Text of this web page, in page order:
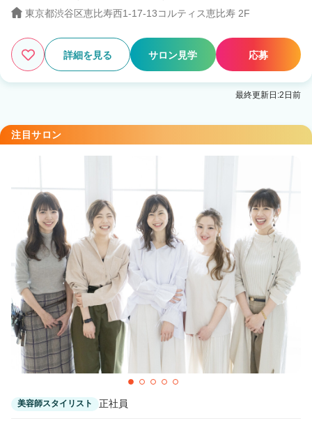
東京都渋谷区恵比寿西1-17-13コルティス恵比寿 2F
詳細を見る サロン見学 応募
最終更新日:2日前
注目サロン
美容師スタイリスト 正社員